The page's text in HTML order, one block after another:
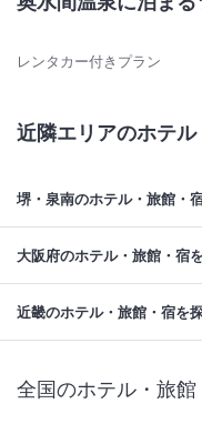
レンタカー付きプラン
近隣エリアのホテ
堺・泉南のホテル・旅館・
大阪府のホテル・旅館・宿
近畿のホテル・旅館・宿を
全国のホテル・旅館